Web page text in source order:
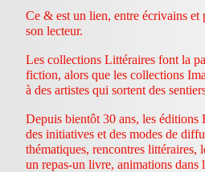
Ce & est un lien, entre écrivains et
son lecteur.
Les collections Littéraires font la
fiction, alors que les collections
à des artistes qui sortent des
Depuis bientôt 30 ans, les éditions
des initiatives et des modes de
thématiques, rencontres littéraires,
un repas-un livre, animations dans